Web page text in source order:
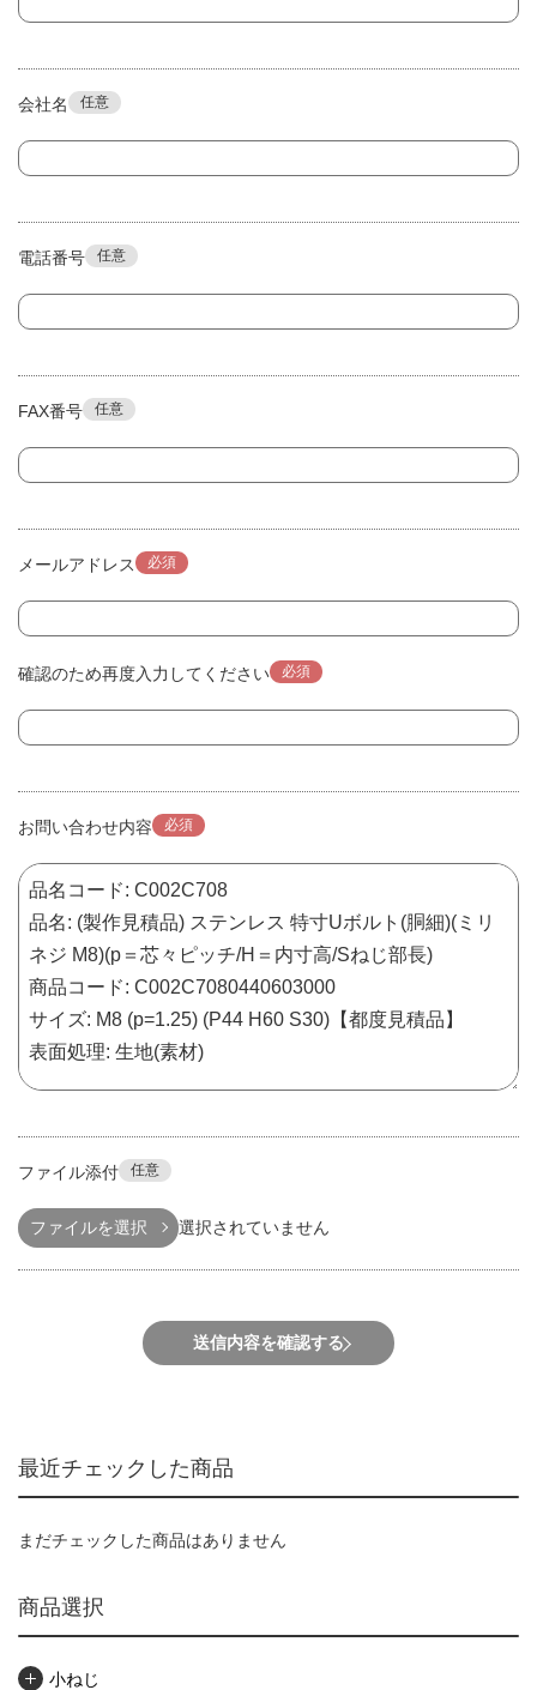
会社名 任意
電話番号 任意
FAX番号 任意
メールアドレス 必須
確認のため再度入力してください 必須
お問い合わせ内容 必須
ファイル添付 任意
ファイルを選択 選択されていません
送信内容を確認する
最近チェックした商品
まだチェックした商品はありません
商品選択
小ねじ